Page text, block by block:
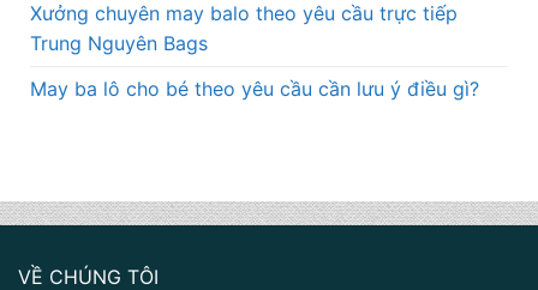
Xưởng chuyên may balo theo yêu cầu trực tiếp
Trung Nguyên Bags
May ba lô cho bé theo yêu cầu cần lưu ý điều gì?
VỀ CHÚNG TÔI